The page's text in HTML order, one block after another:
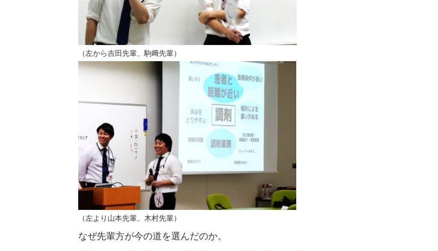
（左から吉田先輩、駒﨑先輩）
（左より山本先輩、木村先輩）
なぜ先輩方が今の道を選んだのか。